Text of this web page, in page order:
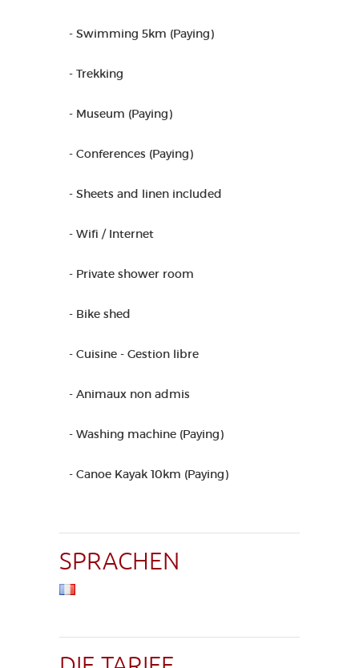
- Swimming 5km (Paying)
- Trekking
- Museum (Paying)
- Conferences (Paying)
- Sheets and linen included
- Wifi / Internet
- Private shower room
- Bike shed
- Cuisine - Gestion libre
- Animaux non admis
- Washing machine (Paying)
- Canoe Kayak 10km (Paying)
SPRACHEN